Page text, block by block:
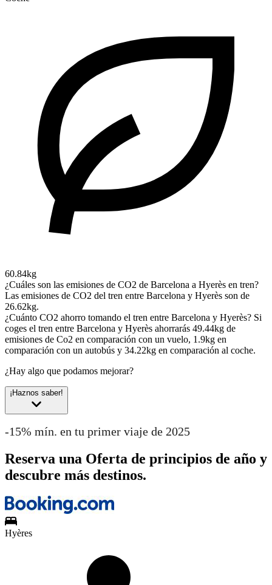
60.84kg
¿Cuáles son las emisiones de CO2 de Barcelona a Hyerès en tren?
Las emisiones de CO2 del tren entre Barcelona y Hyerès son de
26.62kg.
¿Cuánto CO2 ahorro tomando el tren entre Barcelona y Hyerès? Si
coges el tren entre Barcelona y Hyerès ahorrarás 49.44kg de
emisiones de Co2 en comparación con un vuelo, 1.9kg en
comparación con un autobús y 34.22kg en comparación al coche.
¿Hay algo que podamos mejorar?
¡Haznos saber!
-15% mín. en tu primer viaje de 2025
Reserva una Oferta de principios de año y
descubre más destinos.
Hyères